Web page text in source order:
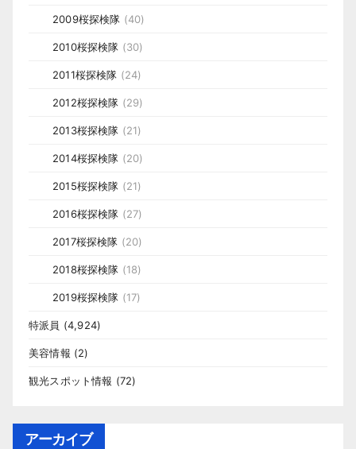
2009桜探検隊 (40)
2010桜探検隊 (30)
2011桜探検隊 (24)
2012桜探検隊 (29)
2013桜探検隊 (21)
2014桜探検隊 (20)
2015桜探検隊 (21)
2016桜探検隊 (27)
2017桜探検隊 (20)
2018桜探検隊 (18)
2019桜探検隊 (17)
特派員 (4,924)
美容情報 (2)
観光スポット情報 (72)
アーカイブ